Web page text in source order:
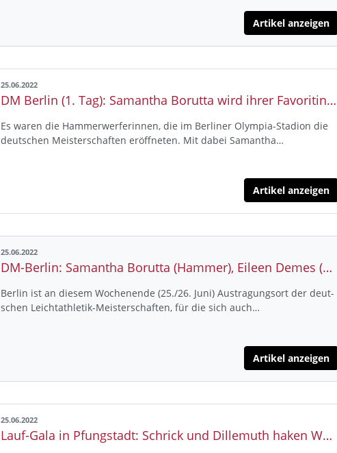
Artikel anzeigen
25.06.2022
DM Berlin (1. Tag): Samantha Borutta wird ihrer Favoritinnen-Rolle gerecht und holt des ersten DM-Titel für Hessen
Es waren die Hammerwerferinnen, die im Berliner Olympia-Stadion die
deutschen Meisterschaften eröffneten. Mit dabei Samantha…
Artikel anzeigen
25.06.2022
DM-Berlin: Samantha Borutta (Hammer), Eileen Demes (400 Meter Hürden) und Marc Reuther (800 Meter) starten mit Titel-Ambitionen ins DM - Wochenende
Berlin ist an diesem Wochenende (25./26. Juni) Austragungsort der deut-
schen Leichtathletik-Meisterschaften, für die sich auch…
Artikel anzeigen
25.06.2022
Lauf-Gala in Pfungstadt: Schrick und Dillemuth haken WM-Norm für Cali ab - britischer Doppelsieg mit Weltklassezeiten bei den 800 Metern der Männer